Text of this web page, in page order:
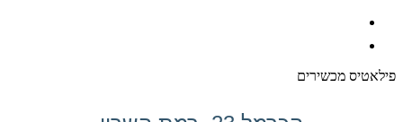
פילאטיס מכשירים